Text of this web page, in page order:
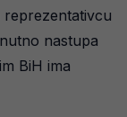
nastupa
BiH ima